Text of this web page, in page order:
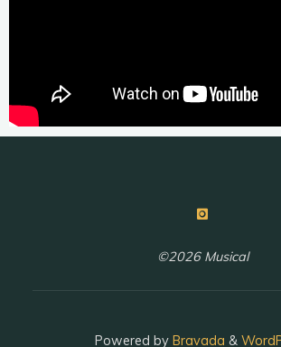
©2026 Musical
Powered byBravada &